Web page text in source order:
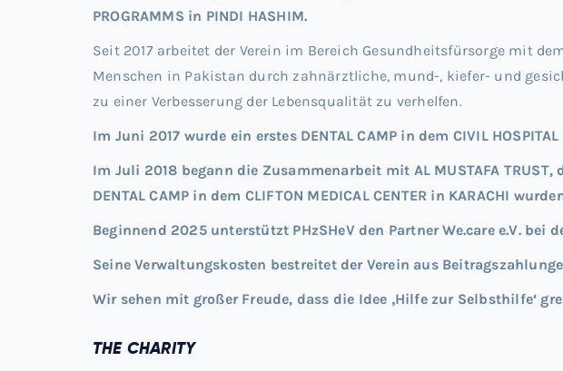
PROGRAMMS in PINDI HASHIM.
Seit 2017 arbeitet der Verein im Bereich Gesundheitsfürsorge mit
Menschen in Pakistan durch zahnärztliche, mund-, kiefer- und
zu einer Verbesserung der Lebensqualität zu verhelfen.
Im Juni 2017 wurde ein erstes DENTAL CAMP in dem CIVIL
Im Juli 2018 begann die Zusammenarbeit mit AL MUSTAFA
DENTAL CAMP in dem CLIFTON MEDICAL CENTER in KARACHI
Beginnend 2025 unterstützt PHzSHeV den Partner We.care e.V. bei
Seine Verwaltungskosten bestreitet der Verein aus
Wir sehen mit großer Freude, dass die Idee ‚Hilfe zur Selbsthilfe‘
THE CHARITY